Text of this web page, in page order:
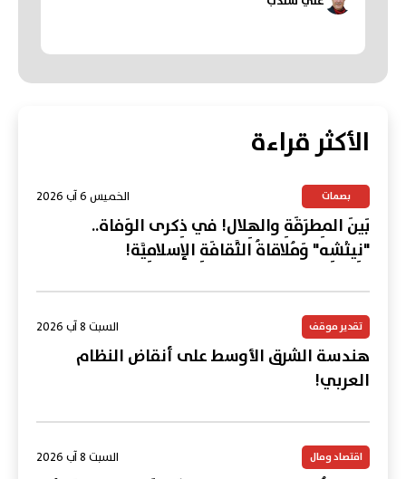
الأكثر قراءة
بصمات الخميس 6 آب 2026
بَينَ المِطرَقَةِ والهِلال! في ذِكرى الوَفاة..
"نِيتْشِه" وَمُلاقاةُ الثَّقافَةِ الإسلامِيَّة!
تقدير موقف السبت 8 آب 2026
هندسة الشرق الأوسط على أنقاض النظام
العربي!
اقتصاد ومال السبت 8 آب 2026